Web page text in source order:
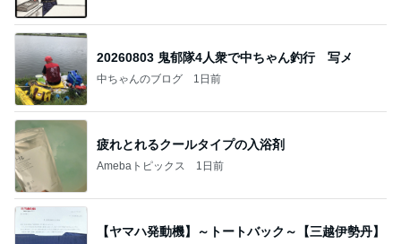
20260803 鬼郁隊4人衆で中ちゃん釣行 写メ
中ちゃんのブログ 1日前
疲れとれるクールタイプの入浴剤
Amebaトピックス 1日前
【ヤマハ発動機】～トートバック～【三越伊勢丹】